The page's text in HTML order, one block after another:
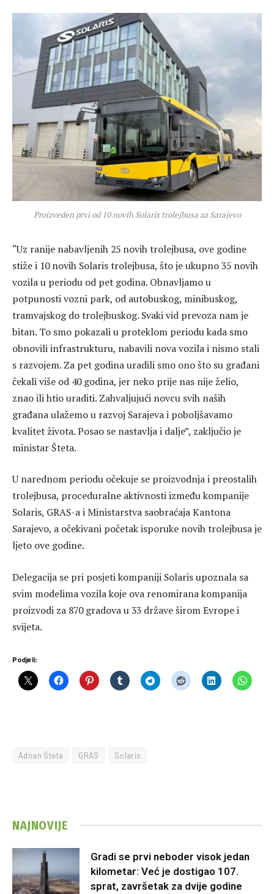
Proizveden prvi od 10 novih Solaris trolejbusa za Sarajevo
“Uz ranije nabavljenih 25 novih trolejbusa, ove godine
stiže i 10 novih Solaris trolejbusa, što je ukupno 35 novih
vozila u periodu od pet godina. Obnavljamo u
potpunosti vozni park, od autobuskog, minibuskog,
tramvajskog do trolejbuskog. Svaki vid prevoza nam je
bitan. To smo pokazali u proteklom periodu kada smo
obnovili infrastrukturu, nabavili nova vozila i nismo stali
s razvojem. Za pet godina uradili smo ono što su građani
čekali više od 40 godina, jer neko prije nas nije želio,
znao ili htio uraditi. Zahvaljujući novcu svih naših
građana ulažemo u razvoj Sarajeva i poboljšavamo
kvalitet života. Posao se nastavlja i dalje”, zaključio je
ministar Šteta.
U narednom periodu očekuje se proizvodnja i preostalih
trolejbusa, proceduralne aktivnosti između kompanije
Solaris, GRAS-a i Ministarstva saobraćaja Kantona
Sarajevo, a očekivani početak isporuke novih trolejbusa je
ljeto ove godine.
Delegacija se pri posjeti kompaniji Solaris upoznala sa
svim modelima vozila koje ova renomirana kompanija
proizvodi za 870 gradova u 33 države širom Evrope i
svijeta.
Podjeli:
Adnan Šteta GRAS Solaris
NAJNOVIJE
Gradi se prvi neboder visok jedan
kilometar: Već je dostigao 107.
sprat, završetak za dvije godine